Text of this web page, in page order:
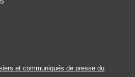
et communiqués de presse du